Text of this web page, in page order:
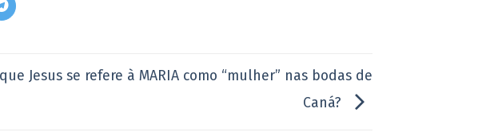
Jesus se refere à MARIA como “mulher” nas bodas de
Caná?